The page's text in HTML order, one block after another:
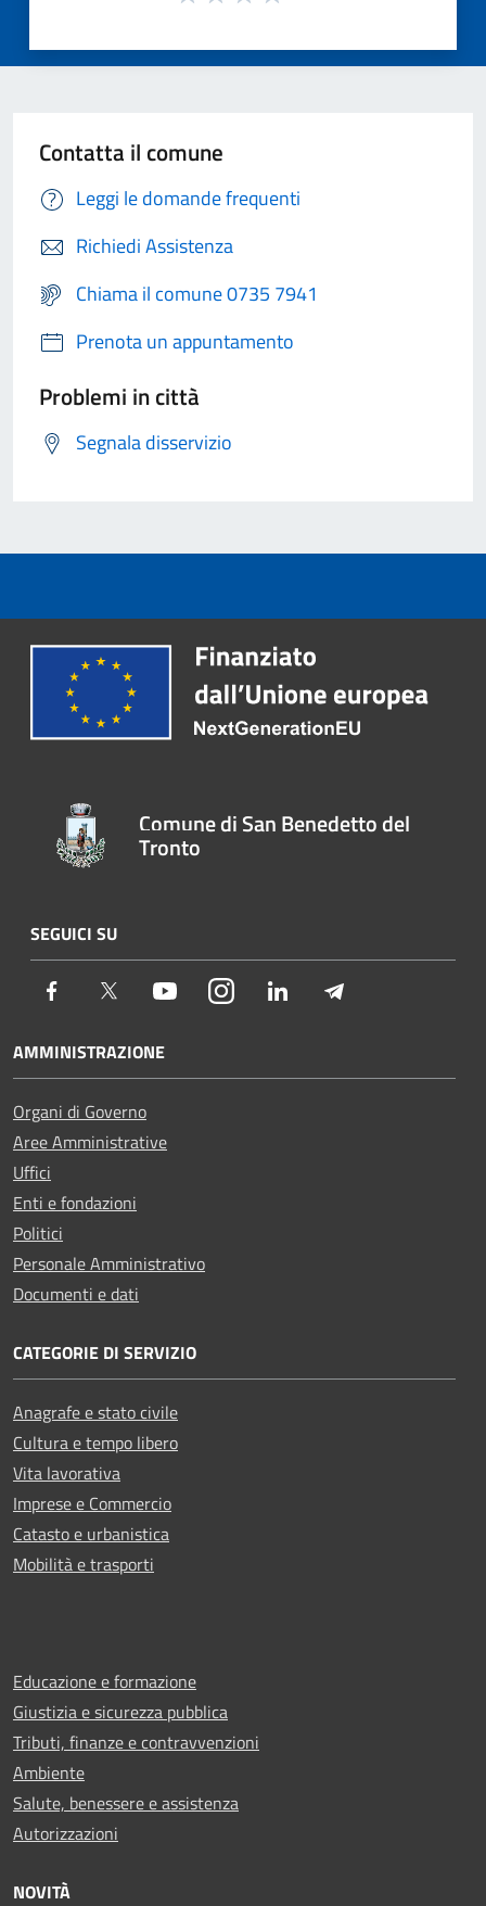
Contatta il comune
Leggi le domande frequenti
Richiedi Assistenza
Chiama il comune 0735 7941
Prenota un appuntamento
Problemi in città
Segnala disservizio
Comune di San Benedetto del
Tronto
SEGUICI SU
Facebook Twitter YoutubeInstagramLinkedIn
AMMINISTRAZIONE
Organi di Governo
Aree Amministrative
Uffici
Enti e fondazioni
Politici
Personale Amministrativo
Documenti e dati
CATEGORIE DI SERVIZIO
Anagrafe e stato civile
Cultura e tempo libero
Vita lavorativa
Imprese e Commercio
Catasto e urbanistica
Mobilità e trasporti
Educazione e formazione
Giustizia e sicurezza pubblica
Tributi, finanze e contravvenzioni
Ambiente
Salute, benessere e assistenza
Autorizzazioni
NOVITÀ